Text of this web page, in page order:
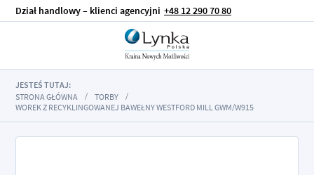
Dział handlowy – klienci agencyjni +48 12 290 70 80
JESTEŚ TUTAJ:
STRONA GŁÓWNA
TORBY
WOREK Z RECYKLINGOWANEJ BAWEŁNY WESTFORD MILL GWM/W915